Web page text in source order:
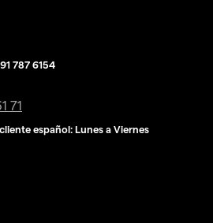
787 6154
71
español: Lunes a Viernes